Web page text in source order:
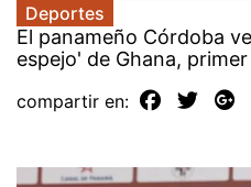
Deportes
El panameño Córdoba
espejo' de Ghana,
compartir en: